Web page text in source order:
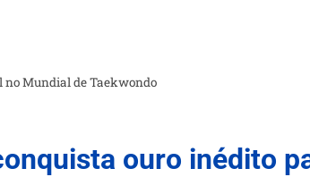
Mundial de Taekwondo
ouro inédito